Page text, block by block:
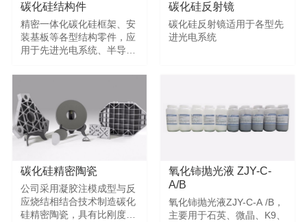
碳化硅结构件
精密一体化碳化硅框架、安
装基板等各型结构零件，应
用于先进光电系统、半导体
碳化硅反射镜
碳化硅反射镜适用于各型先
进光电系统
碳化硅精密陶瓷
公司采用凝胶注模成型与反
应烧结相结合技术制造碳化
硅精密陶瓷，具有比刚度
氧化铈抛光液 ZJY-C-
A/B
氧化铈抛光液ZJY-C-A /B，
主要用于石英、微晶、K9、